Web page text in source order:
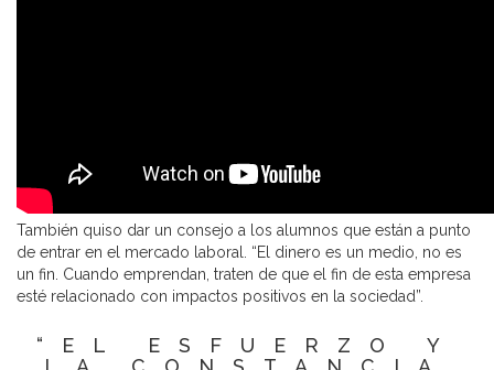
También quiso dar un consejo a los alumnos que están a punto
de entrar en el mercado laboral. “El dinero es un medio, no es
un fin. Cuando emprendan, traten de que el fin de esta empresa
esté relacionado con impactos positivos en la sociedad”.
“EL ESFUERZO Y